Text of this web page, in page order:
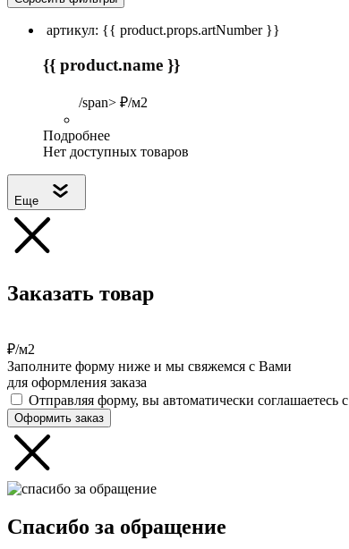
артикул: {{ product.props.artNumber }}
{{ product.name }}
/span> ₽/м2
Подробнее
Нет доступных товаров
Еще
Заказать товар
₽/м2
Заполните форму ниже и мы свяжемся с Вами
для оформления заказа
Отправляя форму, вы автоматически соглашаетесь с
Оформить заказ
Спасибо за обращение